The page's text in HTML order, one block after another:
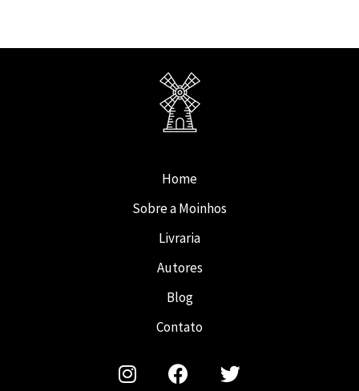
Home
Sobre a Moinhos
Livraria
Autores
Blog
Contato